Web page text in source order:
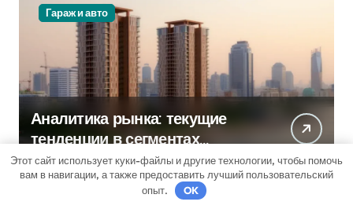
Гараж и авто
Аналитика рынка: текущие
тенденции в сегментах
новостроек и элитного жилья
Этот сайт использует куки-файлы и другие технологии, чтобы помочь
вам в навигации, а также предоставить лучший пользовательский
опыт.
OK